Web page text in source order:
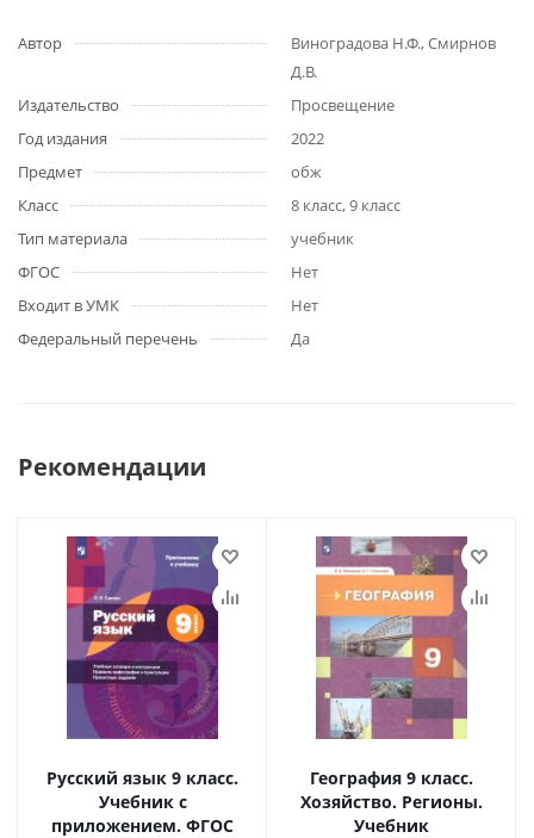
Автор
Виноградова Н.Ф., Смирнов
Д.В.
Издательство
Просвещение
Год издания
2022
Предмет
обж
Класс
8 класс, 9 класс
Тип материала
учебник
ФГОС
Нет
Входит в УМК
Нет
Федеральный перечень
Да
Рекомендации
Русский язык 9 класс.
Учебник с
приложением. ФГОС
География 9 класс.
Хозяйство. Регионы.
Учебник